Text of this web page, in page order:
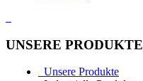
UNSERE PRODUKTE
Unsere Produkte